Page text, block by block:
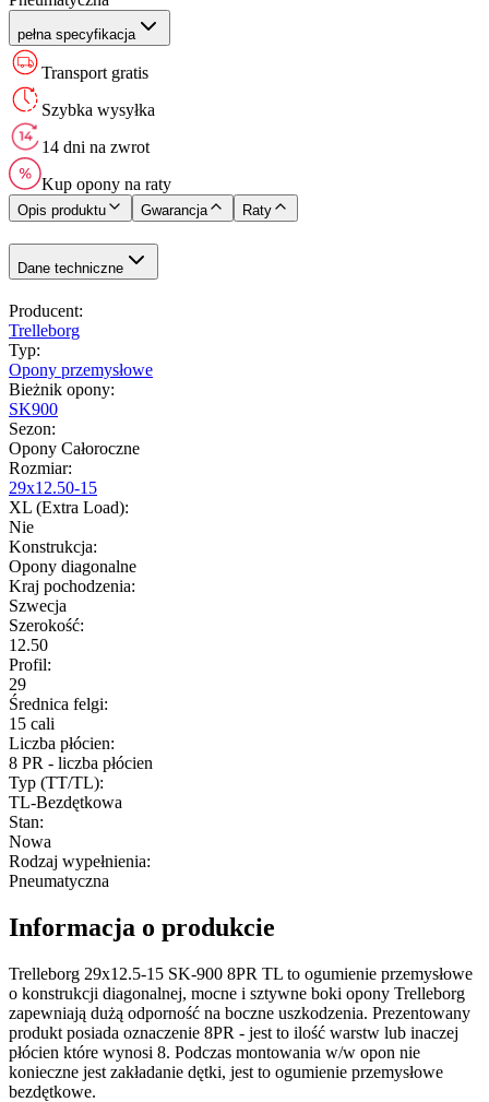
pełna specyfikacja
Transport gratis
Szybka wysyłka
14 dni na zwrot
Kup opony na raty
Opis produktu Gwarancja Raty
Dane techniczne
Producent:
Trelleborg
Typ:
Opony przemysłowe
Bieżnik opony:
SK900
Sezon:
Opony Całoroczne
Rozmiar:
29x12.50-15
XL (Extra Load):
Nie
Konstrukcja:
Opony diagonalne
Kraj pochodzenia:
Szwecja
Szerokość:
12.50
Profil:
29
Średnica felgi:
15 cali
Liczba płócien:
8 PR - liczba płócien
Typ (TT/TL):
TL-Bezdętkowa
Stan:
Nowa
Rodzaj wypełnienia:
Pneumatyczna
Informacja o produkcie
Trelleborg 29x12.5-15 SK-900 8PR TL to ogumienie przemysłowe
o konstrukcji diagonalnej, mocne i sztywne boki opony Trelleborg
zapewniają dużą odporność na boczne uszkodzenia. Prezentowany
produkt posiada oznaczenie 8PR - jest to ilość warstw lub inaczej
płócien które wynosi 8. Podczas montowania w/w opon nie
konieczne jest zakładanie dętki, jest to ogumienie przemysłowe
bezdętkowe.